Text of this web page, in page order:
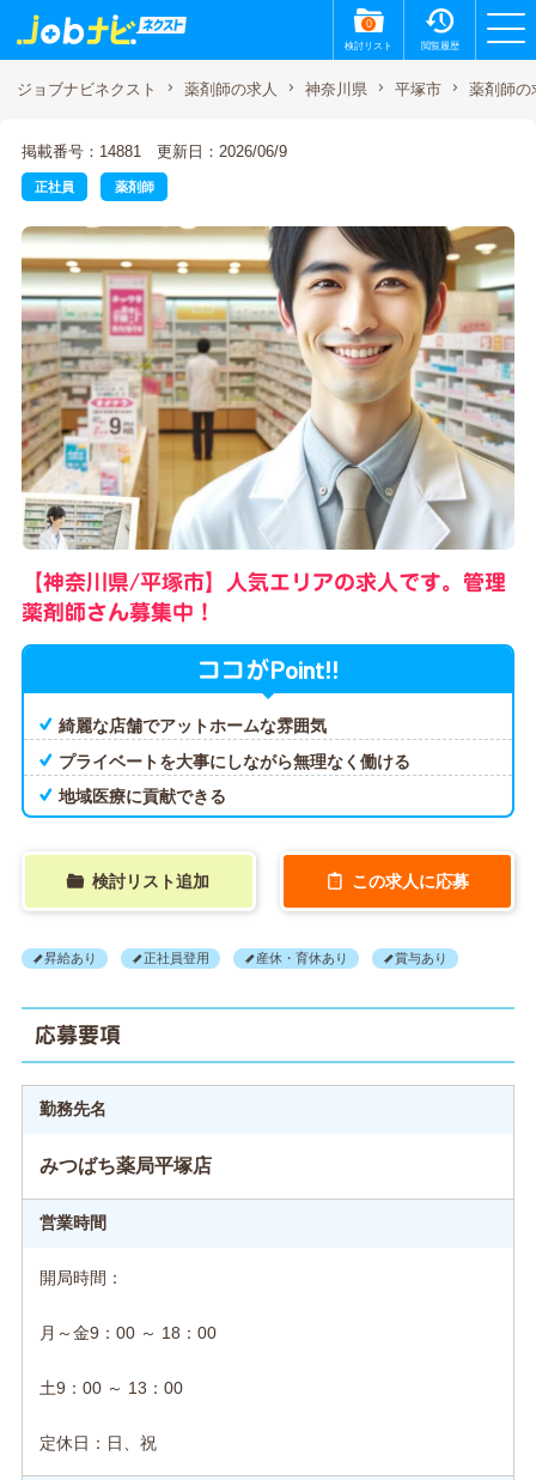
0
検討リスト 閲覧履歴
ジョブナビネクスト 薬剤師の求人 神奈川県 平塚市 薬剤師の
掲載番号：14881 更新日：2026/06/9
正社員 薬剤師
【神奈川県/平塚市】人気エリアの求人です。管理
薬剤師さん募集中！
ココがPoint!!
綺麗な店舗でアットホームな雰囲気
プライベートを大事にしながら無理なく働ける
地域医療に貢献できる
検討リスト追加 この求人に応募
昇給あり 正社員登用 産休・育休あり 賞与あり
応募要項
勤務先名
みつばち薬局平塚店
営業時間
開局時間：
月～金9：00 ～ 18：00
土9：00 ～ 13：00
定休日：日、祝